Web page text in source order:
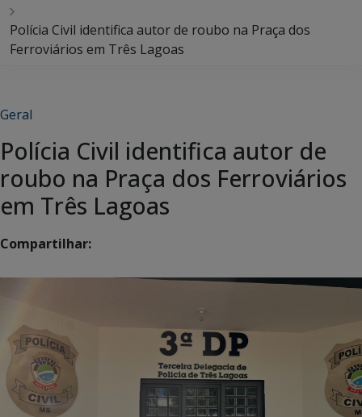
Polícia Civil identifica autor de roubo na Praça dos
Ferroviários em Três Lagoas
Geral
Polícia Civil identifica autor de
roubo na Praça dos Ferroviários
em Três Lagoas
Compartilhar: